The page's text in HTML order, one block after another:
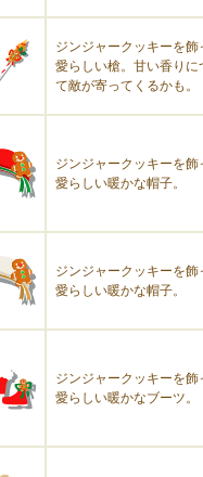
ジンジャークッキーを飾
愛らしい槍。甘い香りに
て敵が寄ってくるかも。
ジンジャークッキーを飾
愛らしい暖かな帽子。
ジンジャークッキーを飾
愛らしい暖かな帽子。
ジンジャークッキーを飾
愛らしい暖かなブーツ。